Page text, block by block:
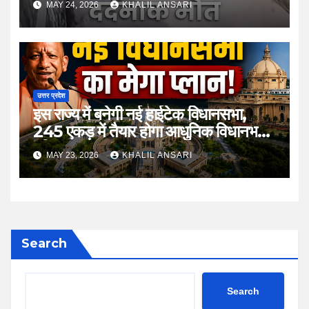
MAY 24, 2026 KHALIL ANSARI
उत्तर प्रदेश
इस राज्य में बनेगी नई हाईटेक विधानसभा,
245 एकड़ में तैयार होगा आधुनिक विधानभवन
परिसर
MAY 23, 2026 KHALIL ANSARI
Search
Search